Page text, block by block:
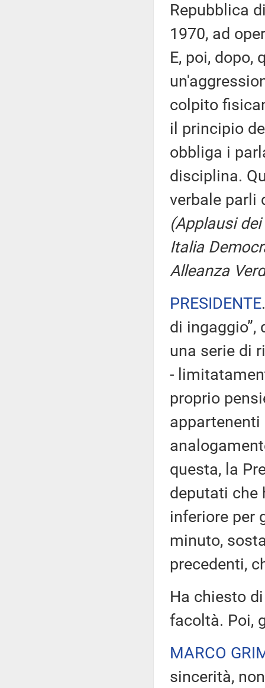
Repubblica
1970, ad
E, poi, dopo,
colpito
il principio
obbliga i
disciplina.
verbale parli
(Applausi
Italia
Alleanza
PRESIDENTE
di
una serie di
-
proprio
appartenenti
questa, la
deputati che
inferiore per
minuto,
precedenti,
Ha chiesto
facoltà. Poi,
MARCO
sincerità,